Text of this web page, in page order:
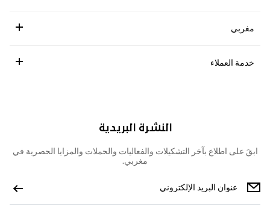
مغربي
خدمة العملاء
النشرة البريدية
ابقَ على اطلاع بآخر التشكيلات والفعاليات والحملات والمزايا الحصرية في
مغربي.